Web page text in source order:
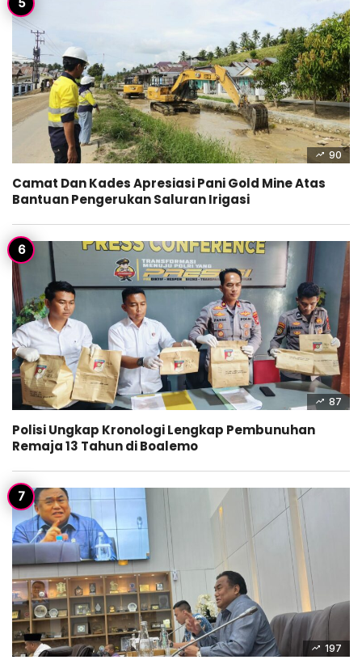
90
Camat Dan Kades Apresiasi Pani Gold Mine Atas
Bantuan Pengerukan Saluran Irigasi
87
Polisi Ungkap Kronologi Lengkap Pembunuhan
Remaja 13 Tahun di Boalemo
197